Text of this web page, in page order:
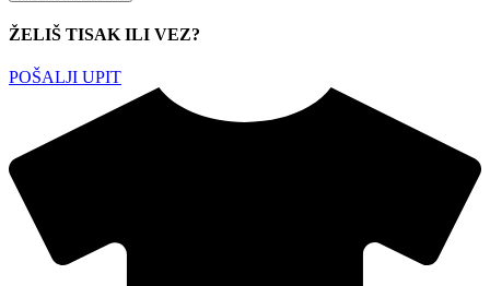
ŽELIŠ TISAK ILI VEZ?
POŠALJI UPIT